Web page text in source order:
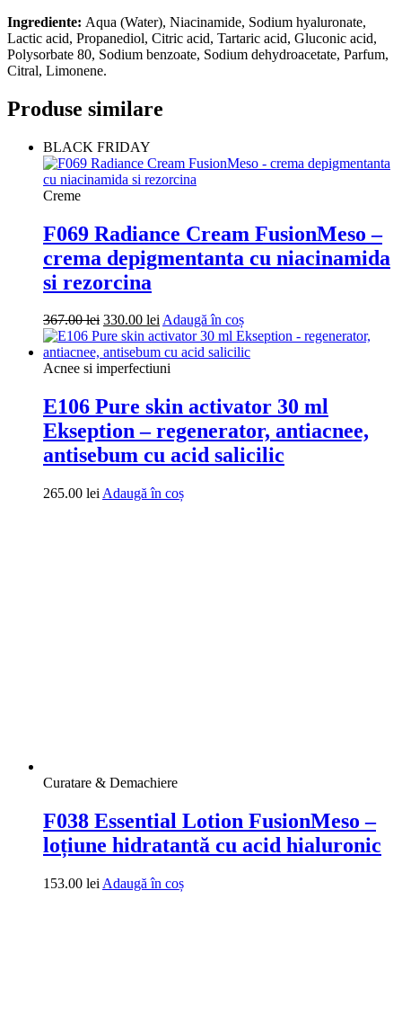
Ingrediente: Aqua (Water), Niacinamide, Sodium hyaluronate,
Lactic acid, Propanediol, Citric acid, Tartaric acid, Gluconic acid,
Polysorbate 80, Sodium benzoate, Sodium dehydroacetate, Parfum,
Citral, Limonene.
Produse similare
BLACK FRIDAY
Creme
F069 Radiance Cream FusionMeso –
crema depigmentanta cu niacinamida
si rezorcina
367.00lei Prețul
inițial
a
fost:
330.00 lei Prețul
curent
este:
330.00 lei.
Adaugă în coș
Acnee si imperfectiuni
E106 Pure skin activator 30 ml
Ekseption – regenerator, antiacnee,
antisebum cu acid salicilic
265.00 lei Adaugă în coș
Curatare & Demachiere
F038 Essential Lotion FusionMeso –
loțiune hidratantă cu acid hialuronic
153.00 lei Adaugă în coș